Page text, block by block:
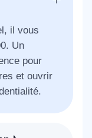
il vous
Un
pour
et ouvrir